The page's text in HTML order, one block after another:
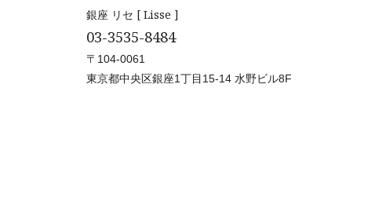
銀座 リセ [ Lisse ]
03-3535-8484
〒104-0061
東京都中央区銀座1丁目15-14 水野ビル8F